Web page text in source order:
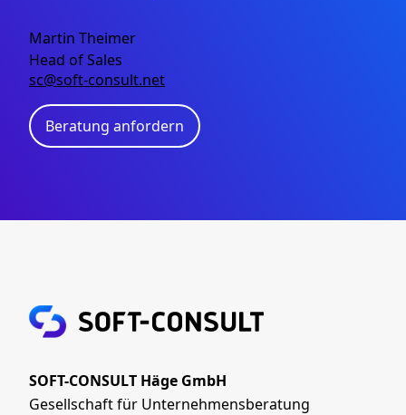
Martin Theimer
Head of Sales
sc@soft-consult.net
Beratung anfordern
SOFT-CONSULT Häge GmbH
Gesellschaft für Unternehmensberatung